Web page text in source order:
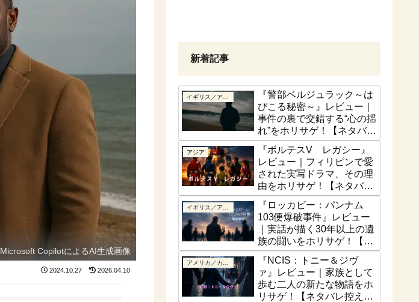
Microsoft CopilotによるAI生成画像
2024.10.27 2026.04.10
新着記事
『警部ベルジュラック～は
びこる秘密～』レビュー｜
事件の裏で交錯する“心の揺
れ”をホリサゲ！【ネタバレ
控えめ】
アジア
『ボルテスV レガシー』
レビュー｜フィリピンで愛
された実写ドラマ、その理
由をホリサゲ！【ネタバレ
控えめ】
『ロッカビー：パンナム
103便爆破事件』レビュー
｜実話が描く30年以上の遺
族の闘いをホリサゲ！【実
話ベース】
『NCIS：トニー＆ジヴ
ァ』レビュー｜家族として
歩む二人の新たな物語をホ
リサゲ！【ネタバレ控え